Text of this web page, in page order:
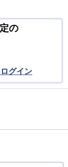
の
グイン